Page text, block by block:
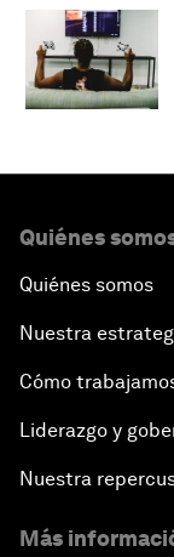
Quiénes
Quiénes somos
Nuestra
Cómo
Liderazgo y
Nuestra
Más